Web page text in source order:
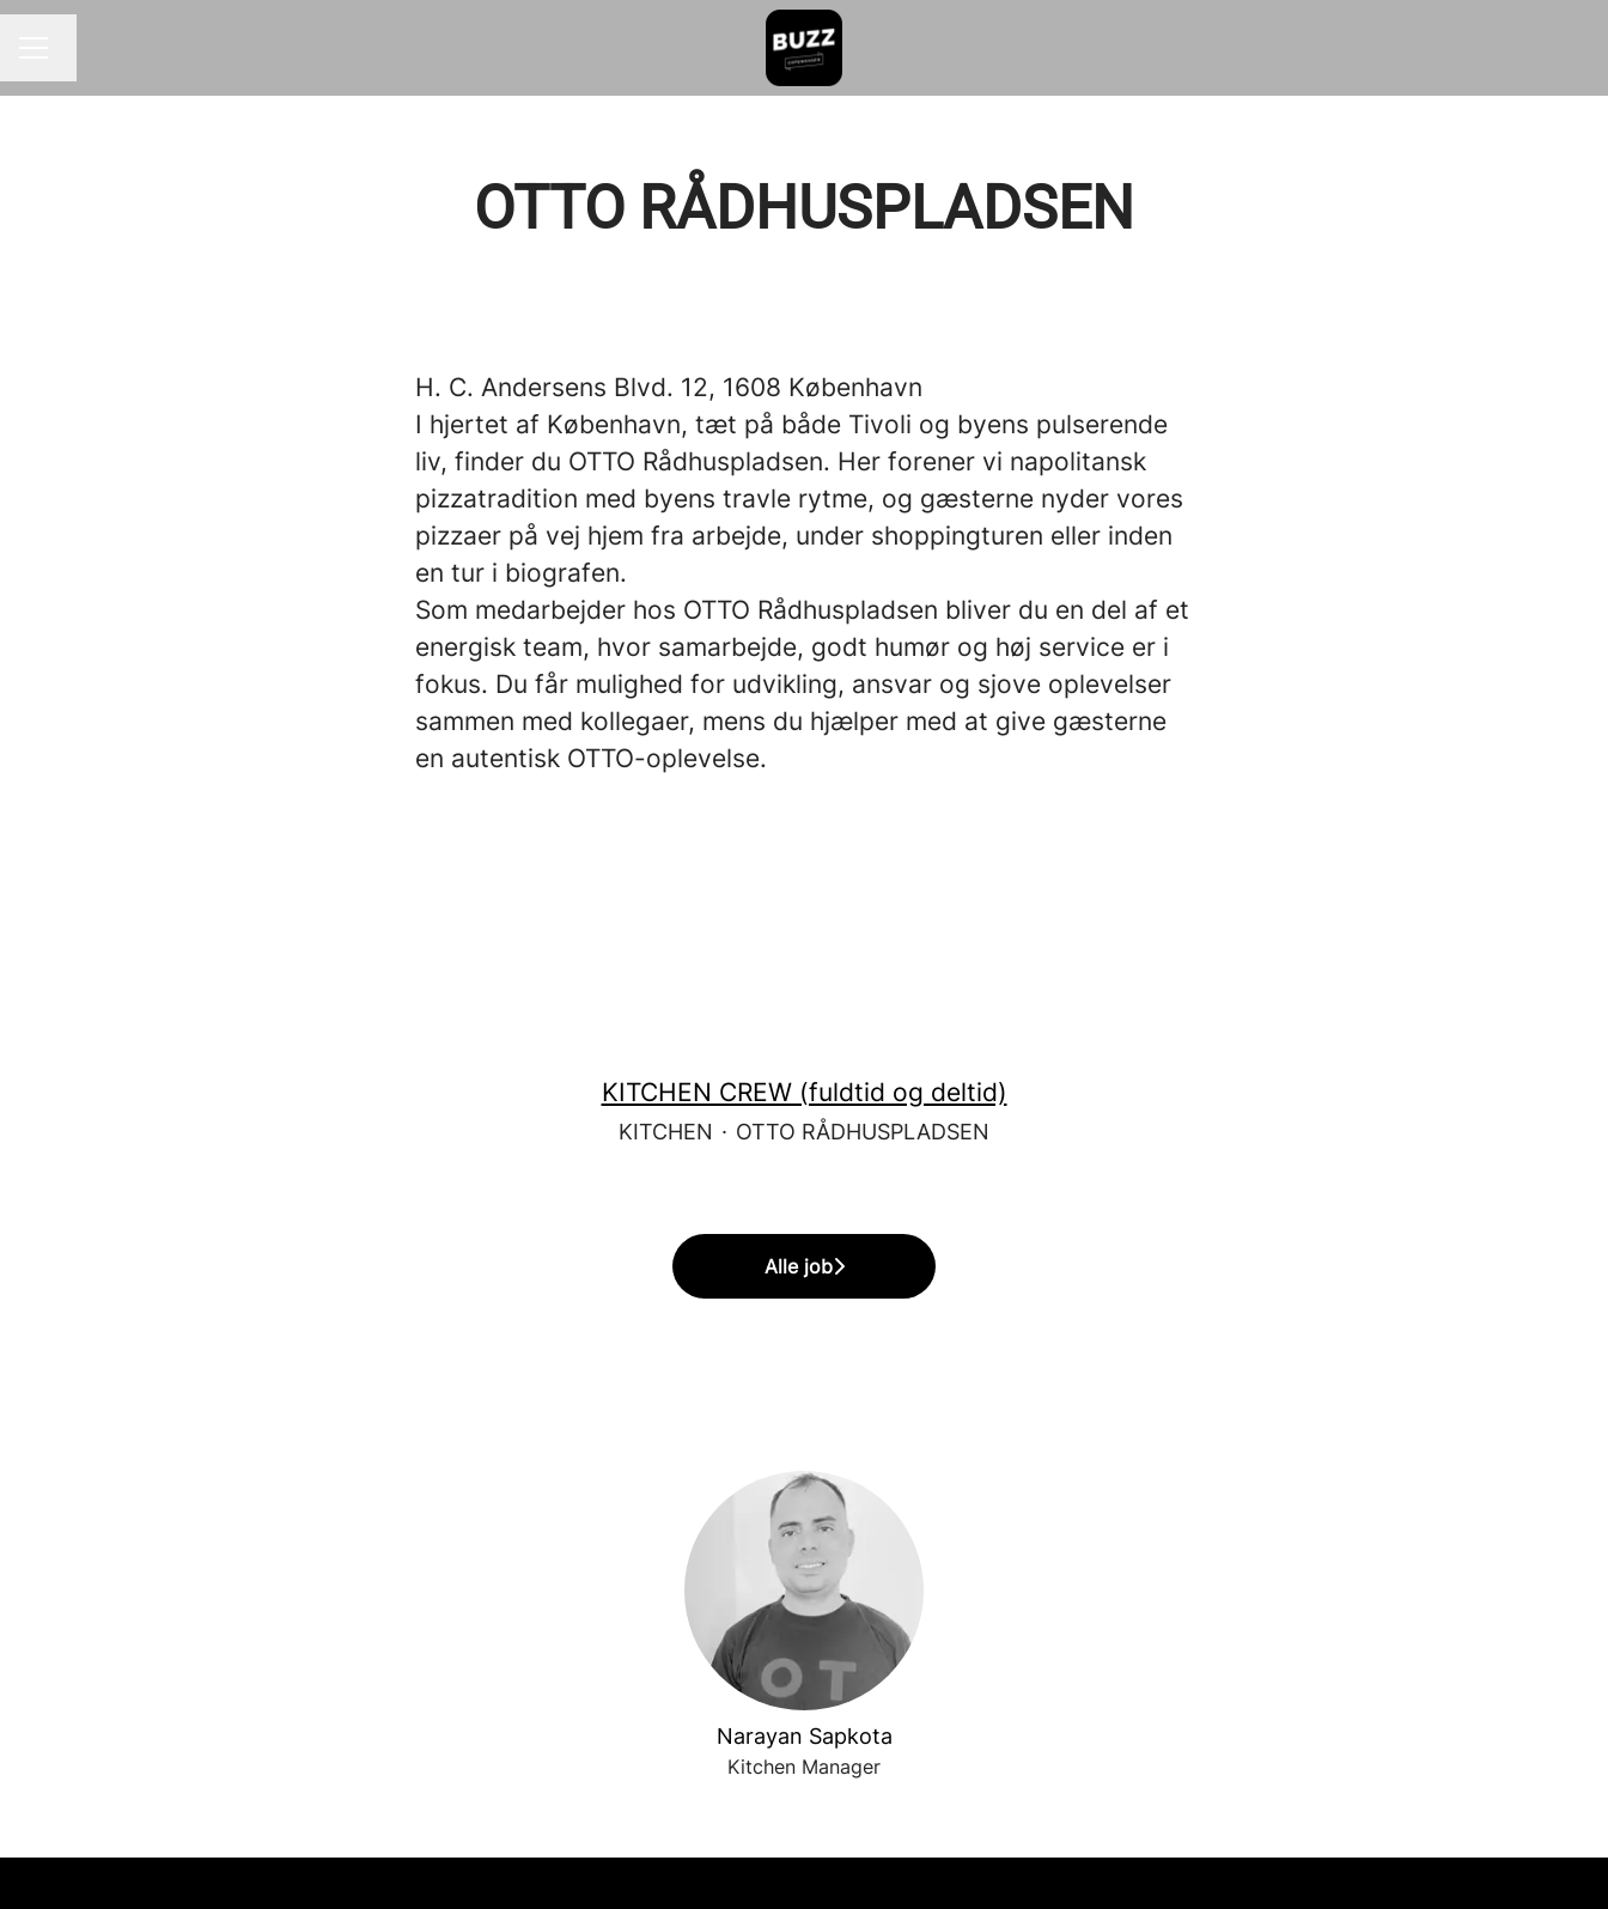
OTTO RÅDHUSPLADSEN
H. C. Andersens Blvd. 12, 1608 København
I hjertet af København, tæt på både Tivoli og byens pulserende
liv, finder du OTTO Rådhuspladsen. Her forener vi napolitansk
pizzatradition med byens travle rytme, og gæsterne nyder vores
pizzaer på vej hjem fra arbejde, under shoppingturen eller inden
en tur i biografen.
Som medarbejder hos OTTO Rådhuspladsen bliver du en del af et
energisk team, hvor samarbejde, godt humør og høj service er i
fokus. Du får mulighed for udvikling, ansvar og sjove oplevelser
sammen med kollegaer, mens du hjælper med at give gæsterne
en autentisk OTTO-oplevelse.
KITCHEN CREW (fuldtid og deltid)
KITCHEN · OTTO RÅDHUSPLADSEN
Alle job
Narayan Sapkota
Kitchen Manager